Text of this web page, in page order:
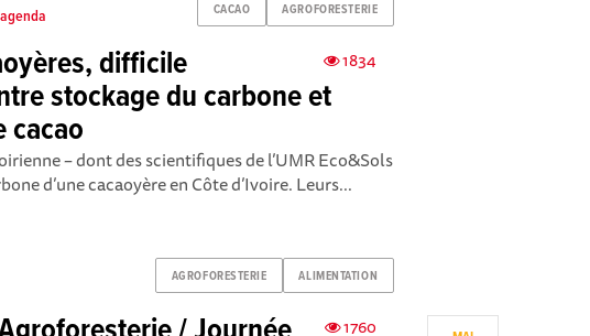
CACAO AGROFORESTERIE
1834
difficile
stockage du carbone et
cacao
– dont des scientifiques de l’UMR Eco&Sols
d’une cacaoyère en Côte d’Ivoire. Leurs...
AGROFORESTERIE ALIMENTATION
1760